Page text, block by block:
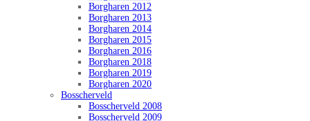
Borgharen 2012
Borgharen 2013
Borgharen 2014
Borgharen 2015
Borgharen 2016
Borgharen 2018
Borgharen 2019
Borgharen 2020
Bosscherveld
Bosscherveld 2008
Bosscherveld 2009